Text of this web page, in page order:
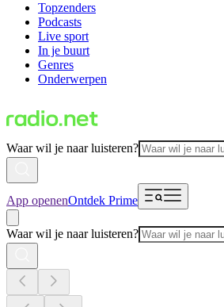
Topzenders
Podcasts
Live sport
In je buurt
Genres
Onderwerpen
Waar wil je naar luisteren?
App openenOntdek Prime
Waar wil je naar luisteren?